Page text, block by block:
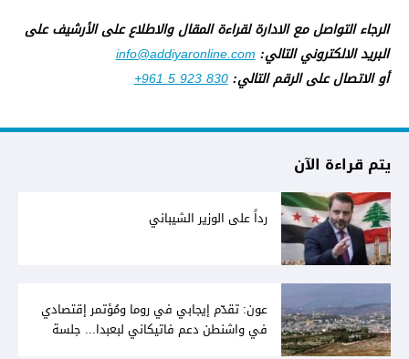
الرجاء التواصل مع الادارة لقراءة المقال والاطلاع على الأرشيف على
البريد الالكتروني التالي:info@addiyaronline.com
أو الاتصال على الرقم التالي:+961 5 923 830
يتم قراءة الآن
رداً على الوزير الشيباني
عون: تقدّم إيجابي في روما ومُؤتمر إقتصادي
في واشنطن دعم فاتيكاني لبعبدا... جلسة